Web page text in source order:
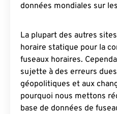
données mondiales sur
La plupart des autres
horaire statique pour la
fuseaux horaires.
sujette à des erreurs
géopolitiques et aux
pourquoi nous mettons
base de données de